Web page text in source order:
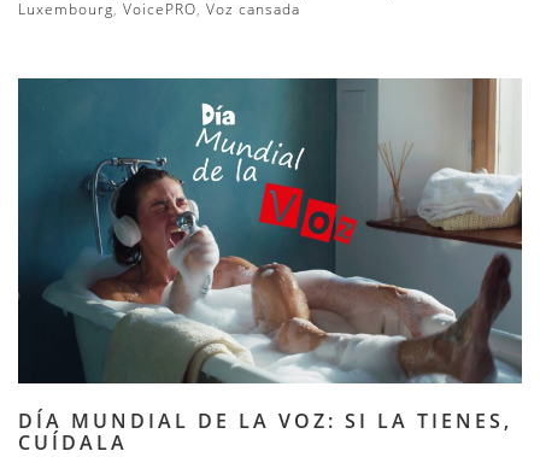
Luxembourg, VoicePRO, Voz cansada
DÍA MUNDIAL DE LA VOZ: SI LA TIENES,
CUÍDALA